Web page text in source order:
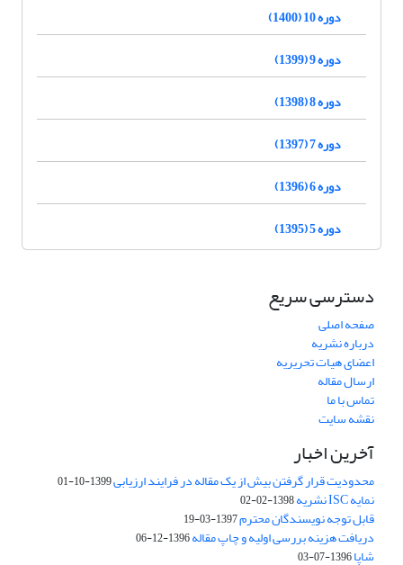
دوره 10 (1400)
دوره 9 (1399)
دوره 8 (1398)
دوره 7 (1397)
دوره 6 (1396)
دوره 5 (1395)
دسترسی سریع
صفحه اصلی
درباره نشریه
اعضای هیات تحریریه
ارسال مقاله
تماس با ما
نقشه سایت
آخرین اخبار
محدودیت قرار گرفتن بیش از یک مقاله در فرایند ارزیابی1399-10-01
نمایه ISC نشریه 1398-02-02
قابل توجه نویسندگان محترم1397-03-19
دریافت هزینه بررسی اولیه و چاپ مقاله1396-12-06
شاپا1396-07-03